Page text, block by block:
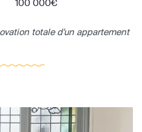
100 000€
totale d'un appartement